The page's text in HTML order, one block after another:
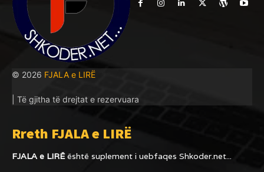
© 2026 FJALA e LIRË
| Të gjitha të drejtat e rezervuara
Rreth FJALA e LIRË
FJALA e LIRËështë suplement i uebfaqes Shkoder.net...